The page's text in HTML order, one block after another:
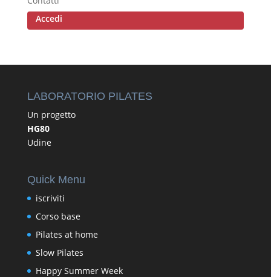
Accedi
LABORATORIO PILATES
Un progetto
HG80
Udine
Quick Menu
iscriviti
Corso base
Pilates at home
Slow Pilates
Happy Summer Week